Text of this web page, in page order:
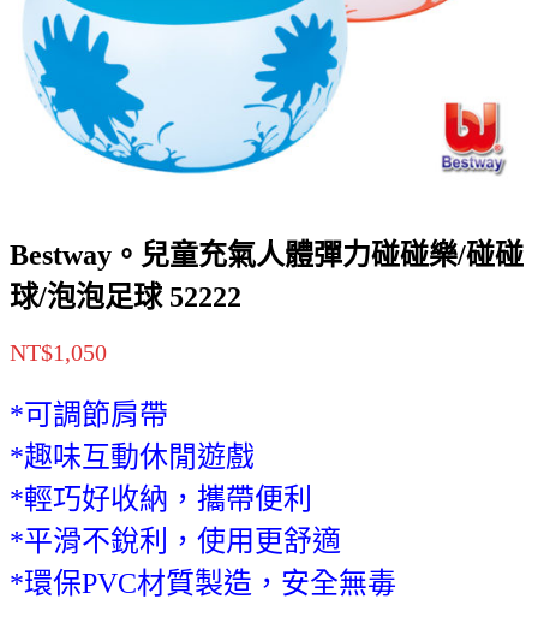
Bestway。兒童充氣人體彈力碰碰樂/碰碰
球/泡泡足球 52222
NT$1,050
*可調節肩帶
*趣味互動休閒遊戲
*輕巧好收納，攜帶便利
*平滑不銳利，使用更舒適
*環保PVC材質製造，安全無毒